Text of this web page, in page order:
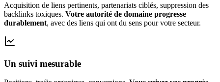
Acquisition de liens pertinents, partenariats ciblés, suppression des
backlinks toxiques. Votre autorité de domaine progresse
durablement, avec des liens qui ont du sens pour votre secteur.
Un suivi mesurable